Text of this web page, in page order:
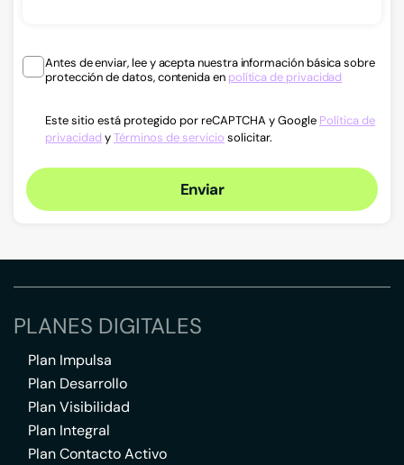
Antes de enviar, lee y acepta nuestra información básica sobre
protección de datos, contenida en política de privacidad
Este sitio está protegido por reCAPTCHA y Google Política de
privacidad yTérminos de servicio solicitar.
Enviar
PLANES DIGITALES
Plan Impulsa
Plan Desarrollo
Plan Visibilidad
Plan Integral
Plan Contacto Activo